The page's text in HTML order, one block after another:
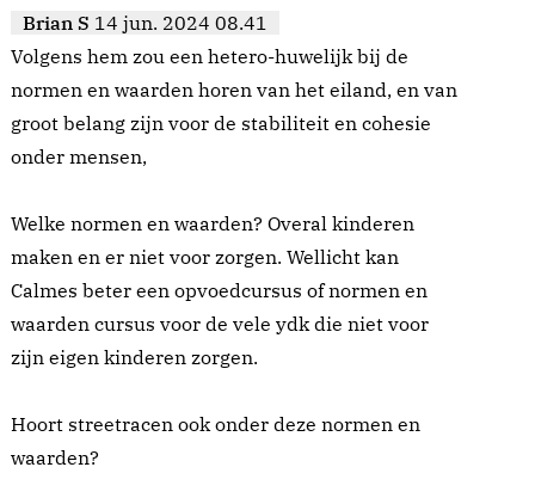
Brian S 14 jun. 2024 08.41
Volgens hem zou een hetero-huwelijk bij de
normen en waarden horen van het eiland, en van
groot belang zijn voor de stabiliteit en cohesie
onder mensen,
Welke normen en waarden? Overal kinderen
maken en er niet voor zorgen. Wellicht kan
Calmes beter een opvoedcursus of normen en
waarden cursus voor de vele ydk die niet voor
zijn eigen kinderen zorgen.
Hoort streetracen ook onder deze normen en
waarden?